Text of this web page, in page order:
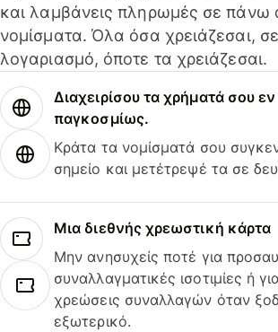
και λαμβάνεις πληρωμές σε πάνω
νομίσματα. Όλα όσα χρειάζεσαι,
λογαριασμό, όποτε τα χρειάζεσαι.
Διαχειρίσου τα χρήματά σου εν
παγκοσμίως.
Κράτα τα νομίσματά σου
σημείο και μετέτρεψέ τα σε
Μια διεθνής χρεωστική κάρτα
Μην ανησυχείς ποτέ για
συναλλαγματικές ισοτιμίες ή
χρεώσεις συναλλαγών όταν
εξωτερικό.